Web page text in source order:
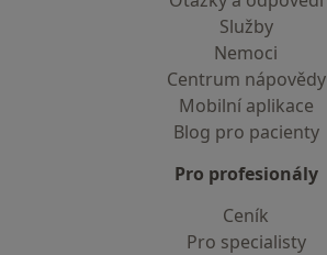
Služby
Nemoci
Centrum nápovědy
Mobilní aplikace
Blog pro pacienty
Pro profesionály
Ceník
Pro specialisty